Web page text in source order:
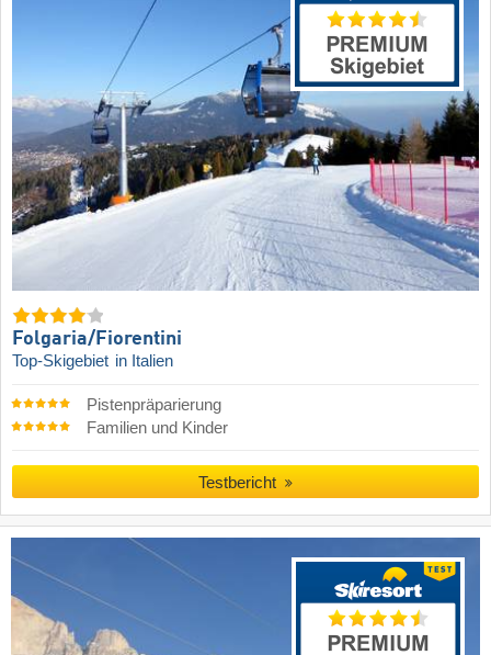
Folgaria/​Fiorentini
Top-Skigebiet in Italien
Pistenpräparierung
Familien und Kinder
Testbericht